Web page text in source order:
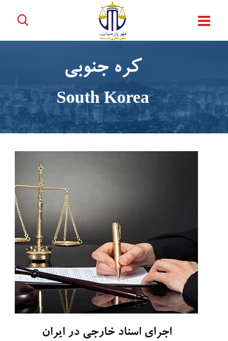
کره جنوبی
South Korea
اجرای اسناد خارجی در ایران